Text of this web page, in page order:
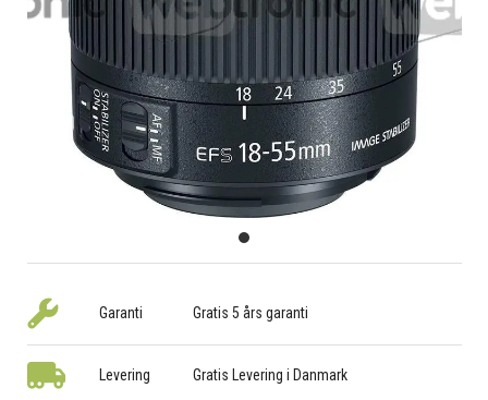
Garanti Gratis 5 års garanti
Levering Gratis Levering i Danmark